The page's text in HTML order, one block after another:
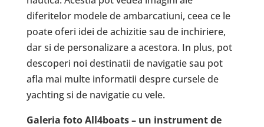
diferitelor modele de ambarcatiuni, ceea ce le
poate oferi idei de achizitie sau de inchiriere,
dar si de personalizare a acestora. In plus, pot
descoperi noi destinatii de navigatie sau pot
afla mai multe informatii despre cursele de
yachting si de navigatie cu vele.
Galeria foto All4boats – un instrument de